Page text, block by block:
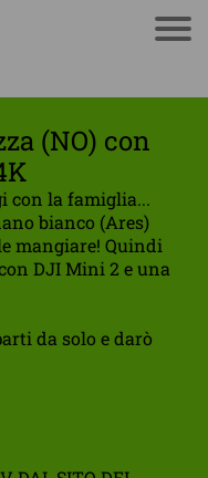
(NO) con
con la famiglia...
bianco (Ares)
mangiare! Quindi
DJI Mini 2 e una
da solo e darò